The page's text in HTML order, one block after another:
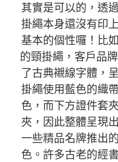
其實是可以的，透
掛繩本身還沒有印
基本的個性囉！比
的頸掛繩，客戶品
了古典襯線字體，
掛繩使用藍色的織
色，而下方證件套
夾，因此整體呈現
一些精品名牌推出
色。許多古老的經